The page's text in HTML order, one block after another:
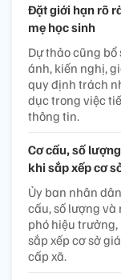
Đặt giới hạn rõ
mẹ học sinh
Dự thảo cũng
ánh, kiến nghị,
quy định trách
dục trong việc
thông tin.
Cơ cấu, số
khi sắp xếp cơ
Ủy ban nhân
cấu, số lượng
phó hiệu
sắp xếp cơ sở
cấp xã.